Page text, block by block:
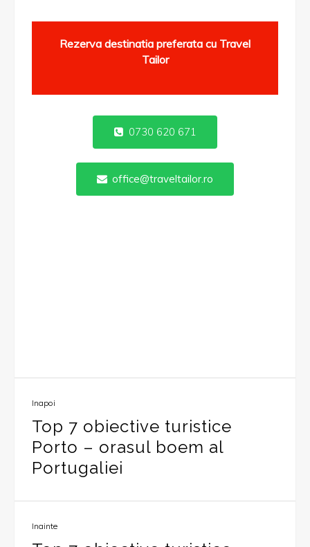
Rezerva destinatia preferata cu Travel
Tailor
0730 620 671
office@traveltailor.ro
Inapoi
Top 7 obiective turistice
Porto – orasul boem al
Portugaliei
Inainte